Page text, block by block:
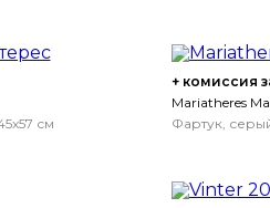
см
+ комиссия
Mariatheres
Фартук,